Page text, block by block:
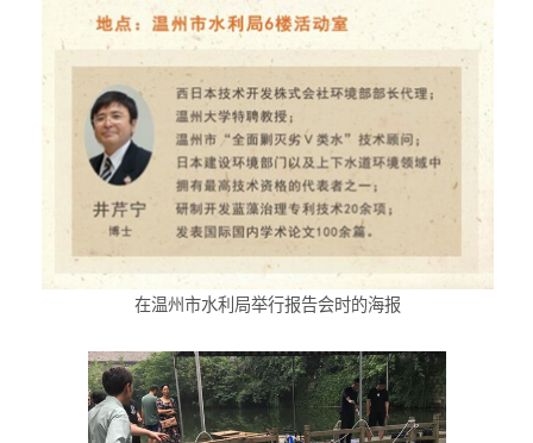
在温州市水利局举行报告会时的海报